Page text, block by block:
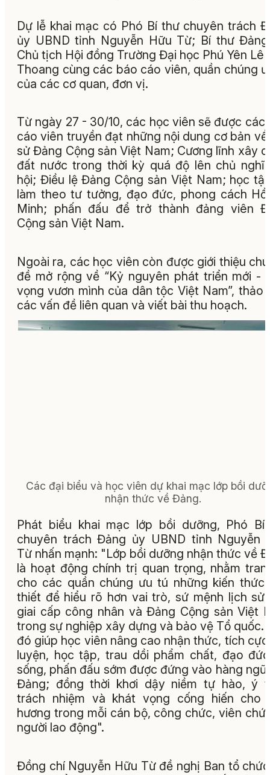
Dự lễ khai mạc có Phó Bí thư chuyên trách
ủy UBND tỉnh Nguyễn Hữu Từ; Bí thư
Chủ tịch Hội đồng Trường Đại học Phú Yên Lê
Thoang cùng các báo cáo viên, quần chúng
của các cơ quan, đơn vị.
Từ ngày 27 - 30/10, các học viên sẽ được các
cáo viên truyền đạt những nội dung cơ bản
sử Đảng Cộng sản Việt Nam; Cương lĩnh xây
đất nước trong thời kỳ quá độ lên chủ
hội; Điều lệ Đảng Cộng sản Việt Nam; học
làm theo tư tưởng, đạo đức, phong cách Hồ
Minh; phấn đấu để trở thành đảng viên
Cộng sản Việt Nam.
Ngoài ra, các học viên còn được giới thiệu
đề mở rộng về “Kỷ nguyên phát triển mới -
vọng vươn mình của dân tộc Việt Nam”, thảo
các vấn đề liên quan và viết bài thu hoạch.
Các đại biểu và học viên dự khai mạc lớp bồi
nhận thức về Đảng.
Phát biểu khai mạc lớp bồi dưỡng, Phó Bí
chuyên trách Đảng ủy UBND tỉnh Nguyễn
Từ nhấn mạnh: "Lớp bồi dưỡng nhận thức về
là hoạt động chính trị quan trọng, nhằm
cho các quần chúng ưu tú những kiến thức
thiết để hiểu rõ hơn vai trò, sứ mệnh lịch sử
giai cấp công nhân và Đảng Cộng sản Việt
trong sự nghiệp xây dựng và bảo vệ Tổ quốc.
đó giúp học viên nâng cao nhận thức, tích
luyện, học tập, trau dồi phẩm chất, đạo
sống, phấn đấu sớm được đứng vào hàng ngũ
Đảng; đồng thời khơi dậy niềm tự hào, ý
trách nhiệm và khát vọng cống hiến cho
hương trong mỗi cán bộ, công chức, viên
người lao động".
Đồng chí Nguyễn Hữu Từ đề nghị Ban tổ